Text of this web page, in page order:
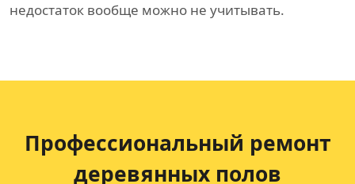
недостаток вообще можно не учитывать.
Профессиональный ремонт
деревянных полов